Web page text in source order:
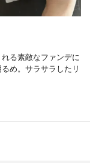
る素敵なファンデに
め。サラサラしたリ